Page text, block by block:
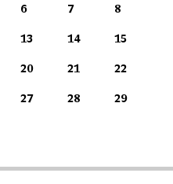
6 7 8
13 14 15
20 21 22
27 28 29